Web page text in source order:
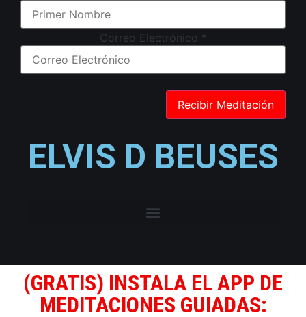
Correo Electrónico *
ELVIS D BEUSES
(GRATIS) INSTALA EL APP DE
MEDITACIONES GUIADAS: